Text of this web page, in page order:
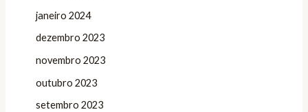
janeiro 2024
dezembro 2023
novembro 2023
outubro 2023
setembro 2023